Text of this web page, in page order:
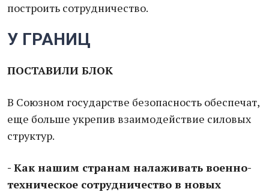
построить сотрудничество.
У ГРАНИЦ
ПОСТАВИЛИ БЛОК
В Союзном государстве безопасность обеспечат,
еще больше укрепив взаимодействие силовых
структур.
- Как нашим странам налаживать военно-
техническое сотрудничество в новых